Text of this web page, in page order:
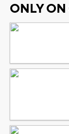
ONLY ON